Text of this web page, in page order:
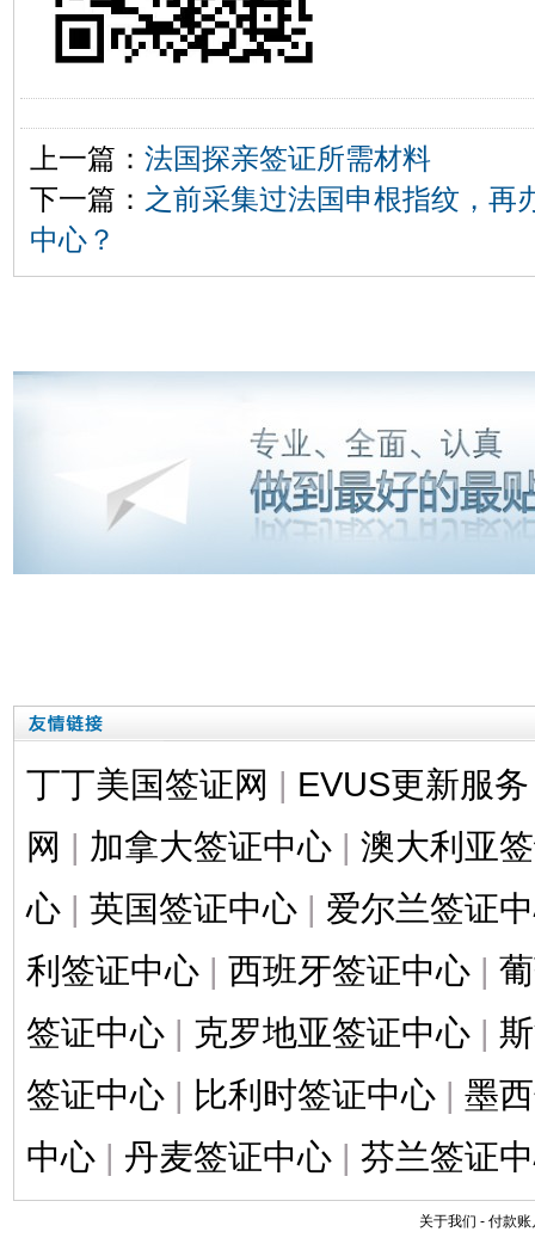
上一篇： 法国探亲签证所需材料
下一篇： 之前采集过法国申根指纹，再
中心？
丁丁美国签证网 | EVUS更新服务
网 | 加拿大签证中心 | 澳大利亚
心 | 英国签证中心 | 爱尔兰签证
利签证中心 | 西班牙签证中心 |
签证中心 | 克罗地亚签证中心 |
签证中心 | 比利时签证中心 | 墨
中心 | 丹麦签证中心 | 芬兰签证
关于我们 - 付款账